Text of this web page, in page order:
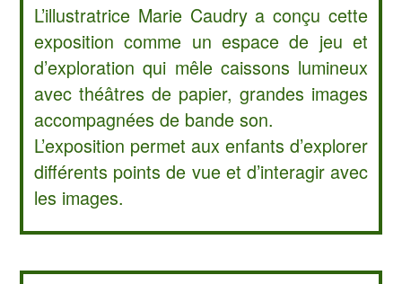
L’illustratrice Marie Caudry a conçu cette
exposition comme un espace de jeu et
d’exploration qui mêle caissons lumineux
avec théâtres de papier, grandes images
accompagnées de bande son.
L’exposition permet aux enfants d’explorer
différents points de vue et d’interagir avec
les images.